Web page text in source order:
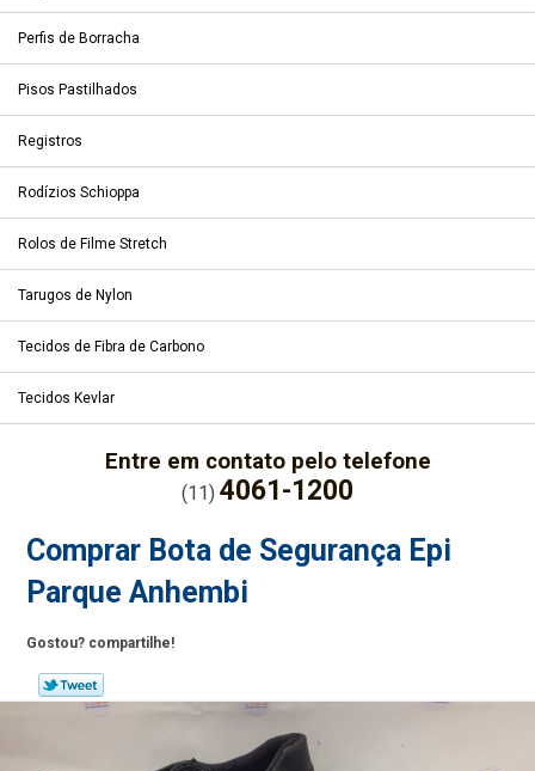
Perfis de Borracha
Pisos Pastilhados
Registros
Rodízios Schioppa
Rolos de Filme Stretch
Tarugos de Nylon
Tecidos de Fibra de Carbono
Tecidos Kevlar
Entre em contato pelo telefone
(11) 4061-1200
Comprar Bota de Segurança Epi
Parque Anhembi
Gostou? compartilhe!